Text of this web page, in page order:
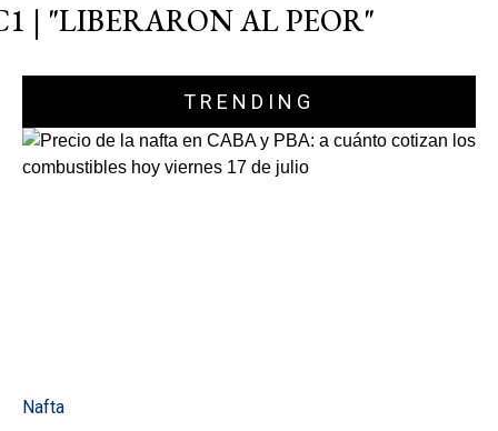
| "LIBERARON AL PEOR"
TRENDING
Nafta